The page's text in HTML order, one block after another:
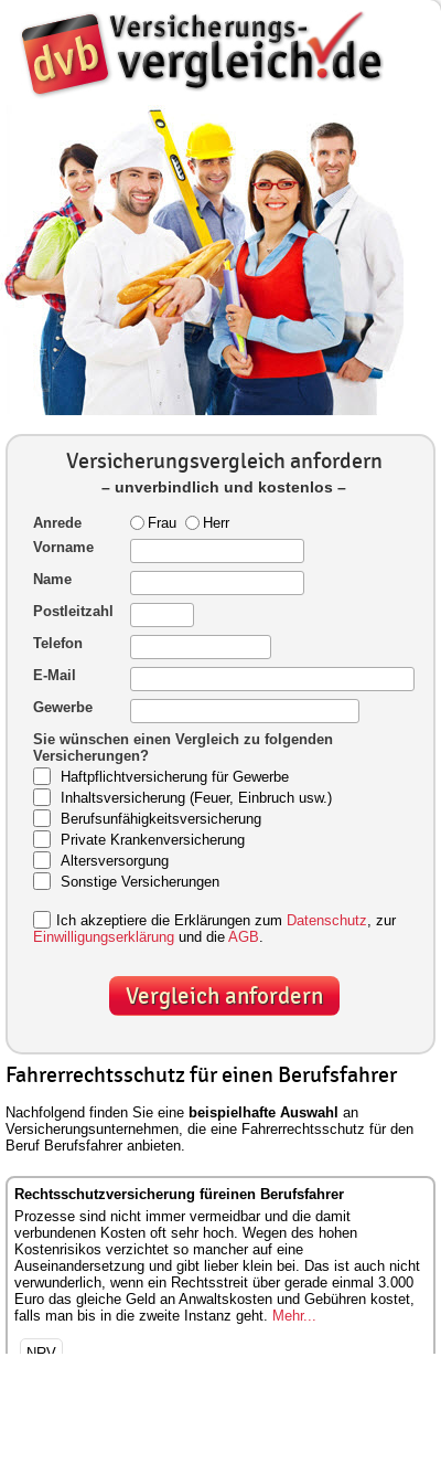
Versicherungsvergleich anfordern
– unverbindlich und kostenlos –
Anrede Frau
Herr
Vorname
Name
Postleitzahl
Telefon
E-Mail
Gewerbe
Sie wünschen einen Vergleich zu folgenden
Versicherungen?
Haftpflichtversicherung für Gewerbe
Inhaltsversicherung (Feuer, Einbruch usw.)
Berufsunfähigkeitsversicherung
Private Krankenversicherung
Altersversorgung
Sonstige Versicherungen
Ich akzeptiere die Erklärungen zum Datenschutz , zur
Einwilligungserklärung und die AGB.
Vergleich anfordern
Fahrerrechtsschutz für einen Berufsfahrer
Nachfolgend finden Sie eine beispielhafte Auswahl an
Versicherungsunternehmen, die eine Fahrerrechtsschutz für den
Beruf Berufsfahrer anbieten.
Rechtsschutzversicherung füreinen Berufsfahrer
Prozesse sind nicht immer vermeidbar und die damit
verbundenen Kosten oft sehr hoch. Wegen des hohen
Kostenrisikos verzichtet so mancher auf eine
Auseinandersetzung und gibt lieber klein bei. Das ist auch nicht
verwunderlich, wenn ein Rechtsstreit über gerade einmal 3.000
Euro das gleiche Geld an Anwaltskosten und Gebühren kostet,
falls man bis in die zweite Instanz geht. Mehr...
NRV